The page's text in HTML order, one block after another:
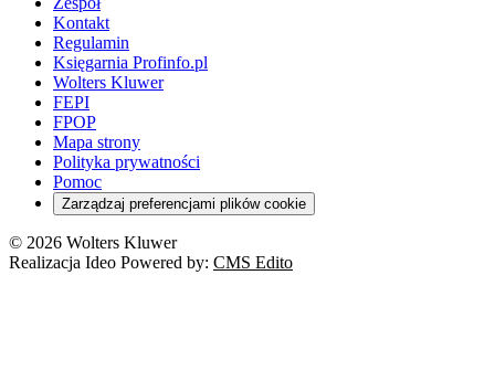
Kontakt
Regulamin
Księgarnia Profinfo.pl
Wolters Kluwer
FEPI
FPOP
Mapa strony
Polityka prywatności
Pomoc
Zarządzaj preferencjami plików cookie
© 2026 Wolters Kluwer
Realizacja Ideo Powered by: CMS Edito